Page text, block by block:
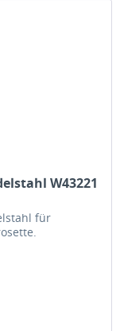
W43221
für